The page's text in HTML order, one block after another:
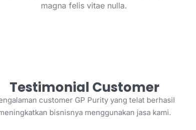
magna felis vitae nulla.
Testimonial Customer
customer GP Purity yang telat berhasil
bisnisnya menggunakan jasa kami.